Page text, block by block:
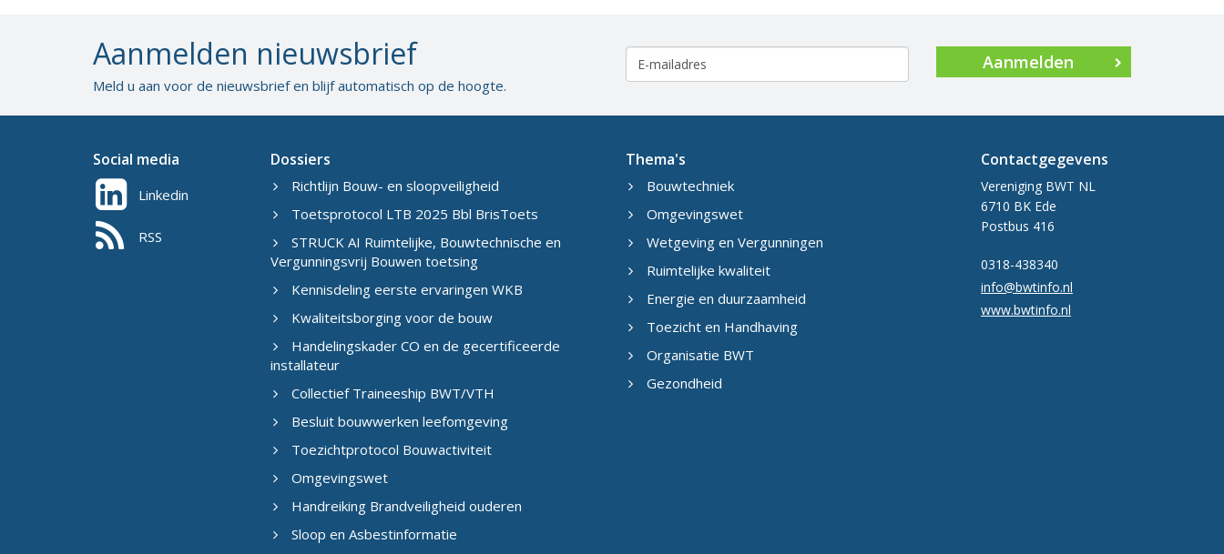
Aanmelden nieuwsbrief
Meld u aan voor de nieuwsbrief en blijf automatisch op de hoogte.
Aanmelden
Social media
Linkedin
RSS
Dossiers
Richtlijn Bouw- en sloopveiligheid
Toetsprotocol LTB 2025 Bbl BrisToets
STRUCK AI Ruimtelijke, Bouwtechnische en
Vergunningsvrij Bouwen toetsing
Kennisdeling eerste ervaringen WKB
Kwaliteitsborging voor de bouw
Handelingskader CO en de gecertificeerde
installateur
Collectief Traineeship BWT/VTH
Besluit bouwwerken leefomgeving
Toezichtprotocol Bouwactiviteit
Omgevingswet
Handreiking Brandveiligheid ouderen
Sloop en Asbestinformatie
Thema's
Bouwtechniek
Omgevingswet
Wetgeving en Vergunningen
Ruimtelijke kwaliteit
Energie en duurzaamheid
Toezicht en Handhaving
Organisatie BWT
Gezondheid
Contactgegevens
Vereniging BWT NL
6710 BK Ede
Postbus 416
0318-438340
info@bwtinfo.nl
www.bwtinfo.nl